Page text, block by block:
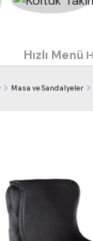
Hızlı Menü
Masa ve Sandalyeler